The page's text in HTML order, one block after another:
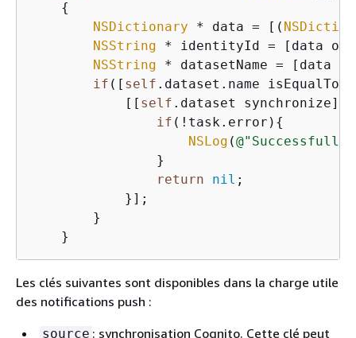
{
NSDictionary * data = [(
NSString * identityId = [data
NSString * datasetName = [data
if ([ self .dataset.name
            [[
self .dataset synchronize]
if (!task.error) {
NSLog (
                }
return
nil ;
            }];
        }
    }
Les clés suivantes sont disponibles dans la charge utile
des notifications push :
source : synchronisation Cognito. Cette clé peut